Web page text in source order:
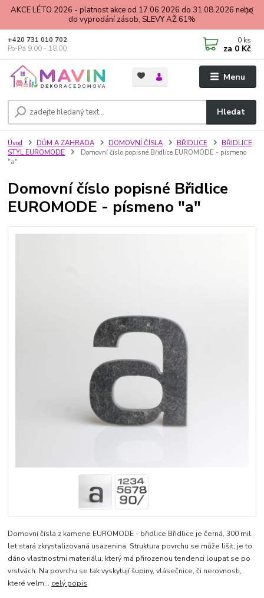
AKCE LÉTO 2026 - platnost akce od 17.06.2026 do 31.08.2026 nebo
do vyprodání zásob, SLEVY AŽ 61%
Menu
Hledat
+420 731 010 702
Po-Pá 9.00 - 18.00
0 ks
za 0 Kč
Úvod DŮM A ZAHRADA DOMOVNÍ ČÍSLA BŘIDLICE
BŘIDLICE
STYL EUROMODE
Domovní číslo popisné Břidlice EUROMODE - písmeno
"a"
Domovní číslo popisné Břidlice
EUROMODE - písmeno "a"
Domovní čísla z kamene EUROMODE - břidlice Břidlice je černá, 300 mil.
let stará zkrystalizovaná usazenina. Struktura povrchu se může lišit, je to
dáno vlastnostmi materiálu, který má přirozenou tendenci loupat se po
vrstvách. Na povrchu se tak vyskytují šupiny, vlásečnice, či nerovnosti,
které velm... celý popis